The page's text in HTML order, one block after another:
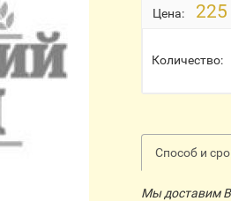
Цена: 225
Количество:
Способ и
Мы доставим